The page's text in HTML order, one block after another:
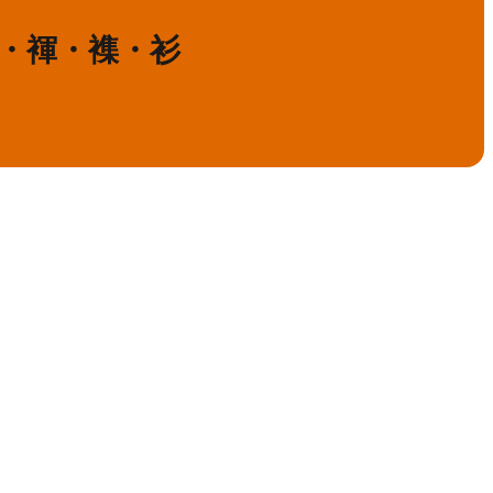
褌・襍・衫